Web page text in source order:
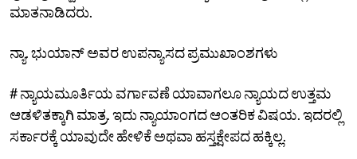
ಮಾತನಾಡಿದರು.
ನ್ಯಾ. ಭುಯಾನ್‌ ಅವರ ಉಪನ್ಯಾಸದ ಪ್ರಮುಖಾಂಶಗಳು
# ನ್ಯಾಯಮೂರ್ತಿಯ ವರ್ಗಾವಣೆ ಯಾವಾಗಲೂ ನ್ಯಾಯದ ಉತ್ತಮ
ಆಡಳಿತಕ್ಕಾಗಿ ಮಾತ್ರ. ಇದು ನ್ಯಾಯಾಂಗದ ಆಂತರಿಕ ವಿಷಯ. ಇದರಲ್ಲಿ
ಸರ್ಕಾರಕ್ಕೆ ಯಾವುದೇ ಹೇಳಿಕೆ ಅಥವಾ ಹಸ್ತಕ್ಷೇಪದ ಹಕ್ಕಿಲ್ಲ.